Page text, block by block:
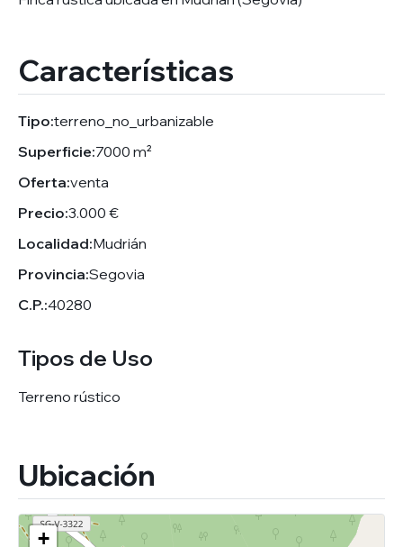
Características
Tipo:terreno_no_urbanizable
Superficie:7000 m²
Oferta:venta
Precio:3.000 €
Localidad:Mudrián
Provincia:Segovia
C.P.:40280
Tipos de Uso
Terreno rústico
Ubicación
+